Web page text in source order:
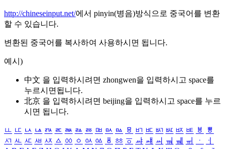
http://chineseinput.net/에서 pinyin(병음)방식으로 중국어를 변환
할 수 있습니다.
변환된 중국어를 복사하여 사용하시면 됩니다.
예시)
中文 을 입력하시려면 zhongwen을 입력하시고 space를
누르시면됩니다.
北京 을 입력하시려면 beijing을 입력하시고 space를 누르
시면 됩니다.
ㅥ ㅦ ㅧ ㅨ ㅩ ㅪ ㅫ ㅬ ㅭ ㅮ ㅯ ㅰ ㅱ ㅲ ㅳ ㅴ ㅵ ㅶ ㅷ ㅸ
ㅹ
ㅺ ㅻ ㅼ ㅽ ㅾ ㅿ ㆀ ㆁ ㆂ ㆃ ㆄ ㆅ ㆆ ㆇ ㆈ ㆉ ㆊ ㆋ ㆌ ㆍ
ㆎ